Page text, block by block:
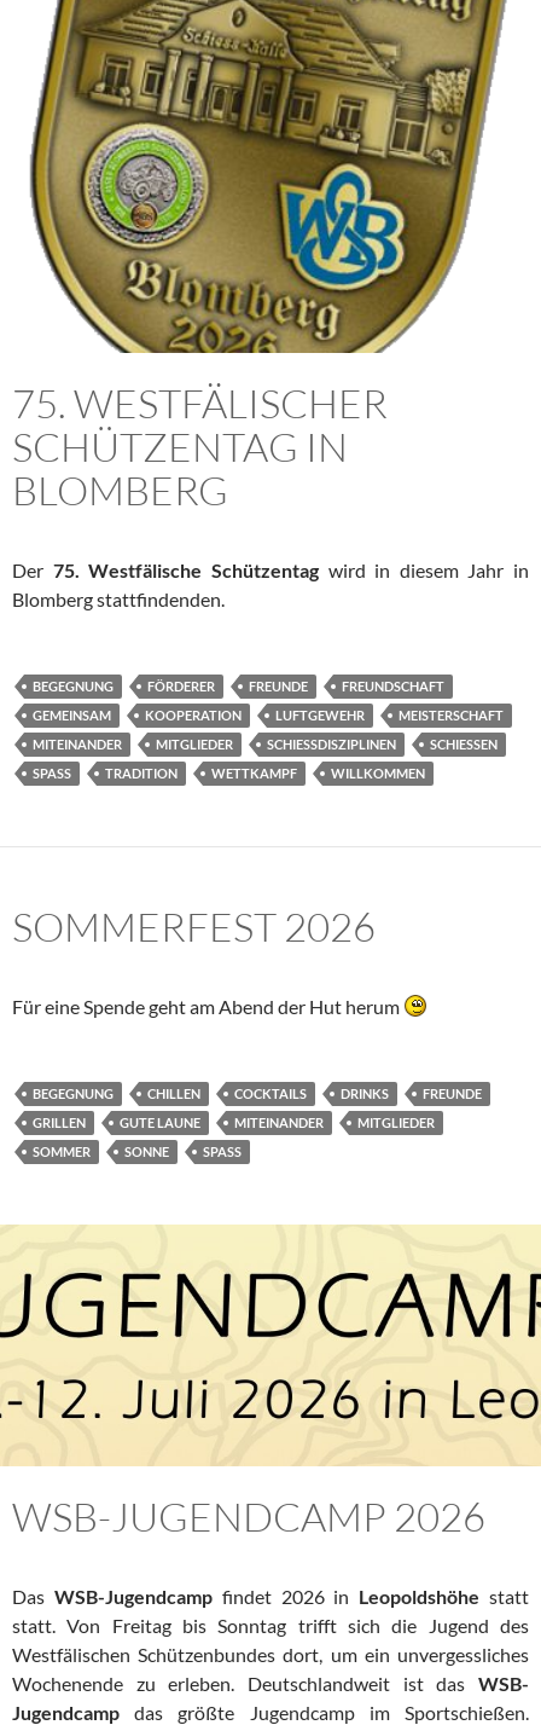
75. WESTFÄLISCHER
SCHÜTZENTAG IN
BLOMBERG
Der 75. Westfälische Schützentagwird in diesem Jahr in
Blomberg stattfindenden.
BEGEGNUNG FÖRDERER FREUNDE
FREUNDSCHAFT
GEMEINSAM
KOOPERATION LUFTGEWEHR
MEISTERSCHAFT
MITEINANDER
MITGLIEDER SCHIESSDISZIPLINEN
SCHIESSEN
SPASS
TRADITION WETTKAMPF WILLKOMMEN
SOMMERFEST 2026
Für eine Spende geht am Abend der Hut herum
BEGEGNUNG CHILLEN COCKTAILS DRINKS
FREUNDE
GRILLEN
GUTE LAUNE MITEINANDER
MITGLIEDER
SOMMER
SONNE SPASS
WSB-JUGENDCAMP 2026
Das WSB-Jugendcampfindet 2026 in Leopoldshöhe statt
statt. Von Freitag bis Sonntag trifft sich die Jugend des
Westfälischen Schützenbundes dort, um ein unvergessliches
Wochenende zu erleben. Deutschlandweit ist das WSB-
Jugendcamp das größte Jugendcamp im Sportschießen.